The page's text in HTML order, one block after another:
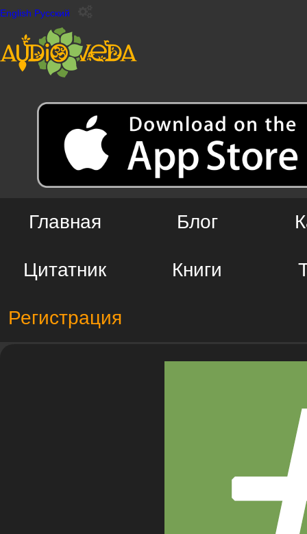
English Русский
Главная Блог
Цитатник Книги
Регистрация